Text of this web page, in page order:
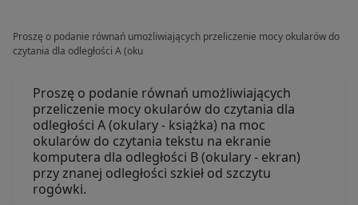
Proszę o podanie równań umożliwiających przeliczenie mocy okularów do
czytania dla odległości A (oku
Proszę o podanie równań umożliwiających
przeliczenie mocy okularów do czytania dla
odległości A (okulary - książka) na moc
okularów do czytania tekstu na ekranie
komputera dla odległości B (okulary - ekran)
przy znanej odległości szkieł od szczytu
rogówki.